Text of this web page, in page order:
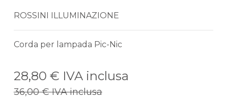
ROSSINI ILLUMINAZIONE
Corda per lampada Pic-Nic
28,80 € IVA inclusa
36,00 €IVA inclusa